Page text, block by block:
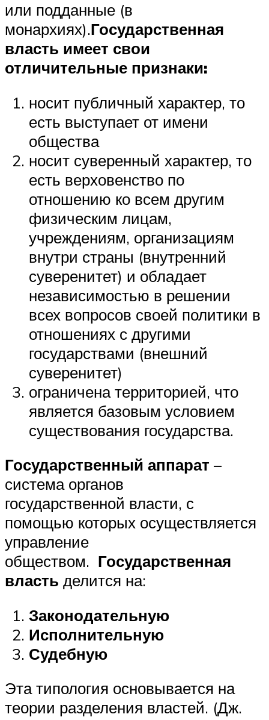
или подданные (в
монархиях).Государственная
власть имеет свои
отличительные признаки:
носит публичный характер, то
есть выступает от имени
общества
носит суверенный характер, то
есть верховенство по
отношению ко всем другим
физическим лицам,
учреждениям, организациям
внутри страны (внутренний
суверенитет) и обладает
независимостью в решении
всех вопросов своей политики в
отношениях с другими
государствами (внешний
суверенитет)
ограничена территорией, что
является базовым условием
существования государства.
Государственныи аппарат –
система органов
государственной власти, с
помощью которых осуществляется
управление
обществом. Государственная
власть делится на:
Законодательную
Исполнительную
Судебную
Эта типология основывается на
теории разделения властей. (Дж.